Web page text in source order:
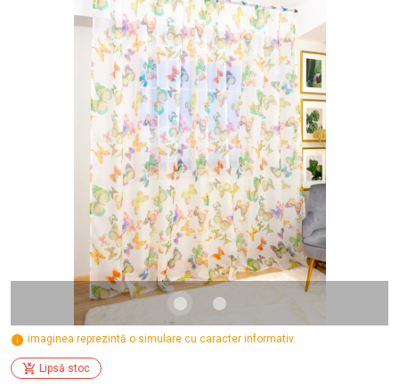
imaginea reprezintă o simulare cu caracter informativ.
Lipsă stoc